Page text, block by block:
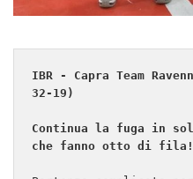
IBR - Capra Team
32-19)
Continua la fuga in
che fanno otto di